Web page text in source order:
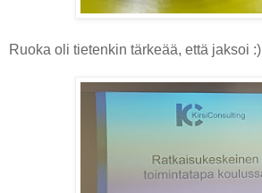
Ruoka oli tietenkin tärkeää, että jaksoi :)